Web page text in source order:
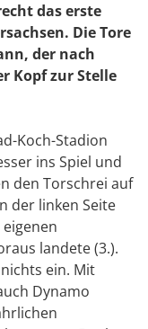
das erste
Die Tore
der nach
Kopf zur Stelle
Koch-Stadion
ins Spiel und
den Torschrei auf
der linken Seite
landete (3.).
ein. Mit
Dynamo